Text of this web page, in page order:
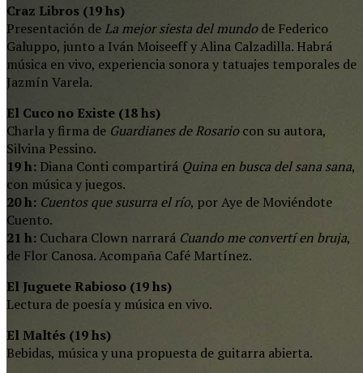
Craz Libros (19 hs)
Presentación de La mejor siesta del mundode Federico
Galuppo, junto a Iván Moiseeff y Alina Calzadilla. Habrá
música en vivo, experiencia sonora y tatuajes temporales de
Jazmín Varela.
El Cuco no Existe (18 hs)
Charla y firma de Guardianes de Rosariocon su autora,
Silvina Pessino.
19 h: Diana Conti compartirá Quina en busca del sana sana,
con música y juegos.
20 h: Cuentos que susurra el río, por Aye de Moviéndote
Cuento.
21 h: Cuchara Clown narrará Cuando me convertí en bruja,
de Flor Canosa. Acompaña Café Martínez.
El Juguete Rabioso (19 hs)
Lectura de poesía y música en vivo.
El Maltés (19 hs)
Bebidas, música y una propuesta de guitarra abierta.